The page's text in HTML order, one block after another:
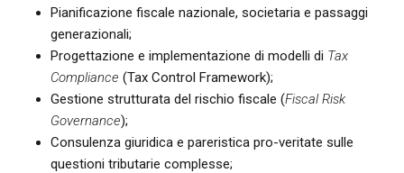
Pianificazione fiscale nazionale, societaria e passaggi
generazionali;
Progettazione e implementazione di modelli di Tax
Compliance (Tax Control Framework);
Gestione strutturata del rischio fiscale (Fiscal Risk
Governance);
Consulenza giuridica e pareristica pro-veritate sulle
questioni tributarie complesse;